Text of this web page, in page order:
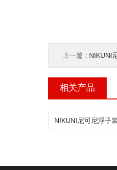
上一篇 : NIKUNI
相关产品